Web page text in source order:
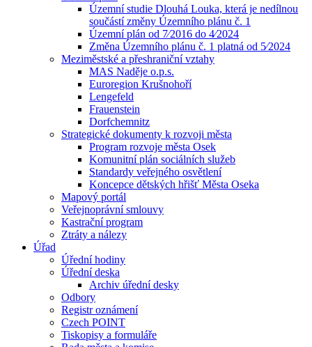
Územní studie Dlouhá Louka, která je nedílnou
součástí změny Územního plánu č. 1
Územní plán od 7⁄2016 do 4⁄2024
Změna Územního plánu č. 1 platná od 5⁄2024
Meziměstské a přeshraniční vztahy
MAS Naděje o.p.s.
Euroregion Krušnohoří
Lengefeld
Frauenstein
Dorfchemnitz
Strategické dokumenty k rozvoji města
Program rozvoje města Osek
Komunitní plán sociálních služeb
Standardy veřejného osvětlení
Koncepce dětských hřišť Města Oseka
Mapový portál
Veřejnoprávní smlouvy
Kastrační program
Ztráty a nálezy
Úřad
Úřední hodiny
Úřední deska
Archiv úřední desky
Odbory
Registr oznámení
Czech POINT
Tiskopisy a formuláře